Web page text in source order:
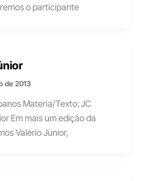
o participante
de 2013
Materia/Texto: JC
Em mais um edição da
Valério Junior,